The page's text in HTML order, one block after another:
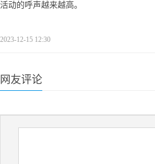
活动的呼声越来越高。
2023-12-15 12:30
网友评论